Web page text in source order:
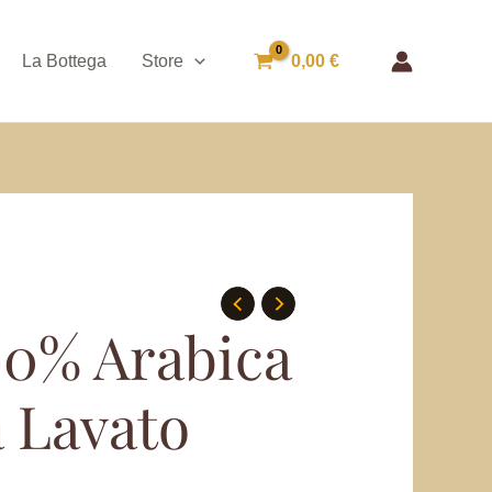
La Bottega Store 0,00 €
Arabica
Lavato